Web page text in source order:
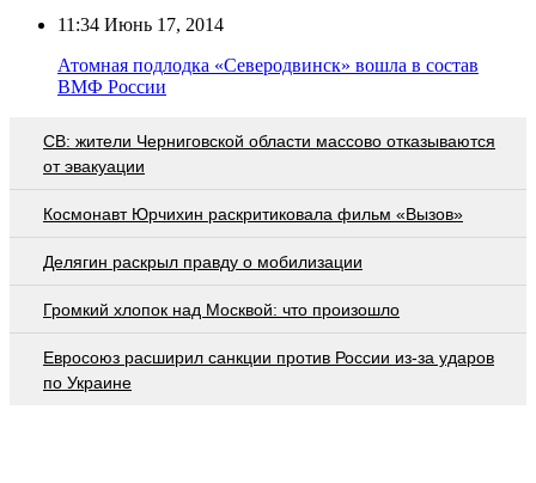
11:34 Июнь 17, 2014
Атомная подлодка «Северодвинск» вошла в состав
ВМФ России
СВ: жители Черниговской области массово отказываются
от эвакуации
Космонавт Юрчихин раскритиковала фильм «Вызов»
Делягин раскрыл правду о мобилизации
Громкий хлопок над Москвой: что произошло
Евросоюз расширил санкции против России из-за ударов
по Украине